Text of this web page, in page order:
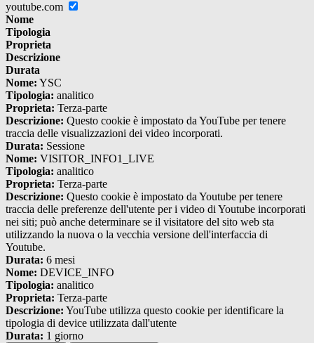
youtube.com
Nome
Tipologia
Proprieta
Descrizione
Durata
Nome: YSC
Tipologia: analitico
Proprieta: Terza-parte
Descrizione: Questo cookie è impostato da YouTube per tenere
traccia delle visualizzazioni dei video incorporati.
Durata: Sessione
Nome: VISITOR_INFO1_LIVE
Tipologia: analitico
Proprieta: Terza-parte
Descrizione: Questo cookie è impostato da Youtube per tenere
traccia delle preferenze dell'utente per i video di Youtube incorporati
nei siti; può anche determinare se il visitatore del sito web sta
utilizzando la nuova o la vecchia versione dell'interfaccia di
Youtube.
Durata: 6 mesi
Nome: DEVICE_INFO
Tipologia: analitico
Proprieta: Terza-parte
Descrizione: YouTube utilizza questo cookie per identificare la
tipologia di device utilizzata dall'utente
Durata: 1 giorno